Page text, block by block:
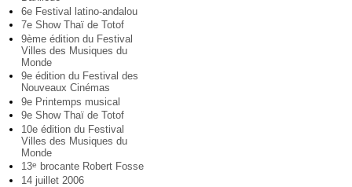
6e Festival latino-andalou
7e Show Thaï de Totof
9ème édition du Festival
Villes des Musiques du
Monde
9e édition du Festival des
Nouveaux Cinémas
9e Printemps musical
9e Show Thaï de Totof
10e édition du Festival
Villes des Musiques du
Monde
13e
brocante Robert Fosse
14 juillet 2006